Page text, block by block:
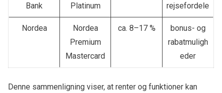
Bank
Platinum
rejsefordele
Nordea
Nordea
Premium
Mastercard
ca. 8–17 %
bonus- og
rabatmuligh
eder
Denne sammenligning viser, at renter og funktioner kan